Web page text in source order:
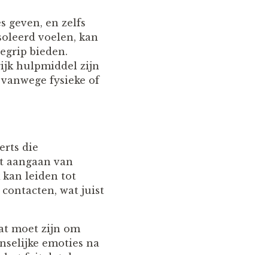
geven, en zelfs
voelen, kan
bieden.
hulpmiddel zijn
fysieke of
die
aangaan van
kan leiden tot
wat juist
moet zijn om
emoties na